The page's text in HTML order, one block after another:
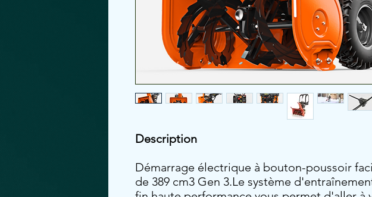
Description
Démarrage électrique à bouton-poussoir
de 389 cm3 Gen 3.Le système